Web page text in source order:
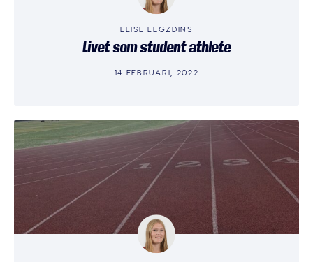
ELISE LEGZDINS
Livet som student athlete
14 FEBRUARI, 2022